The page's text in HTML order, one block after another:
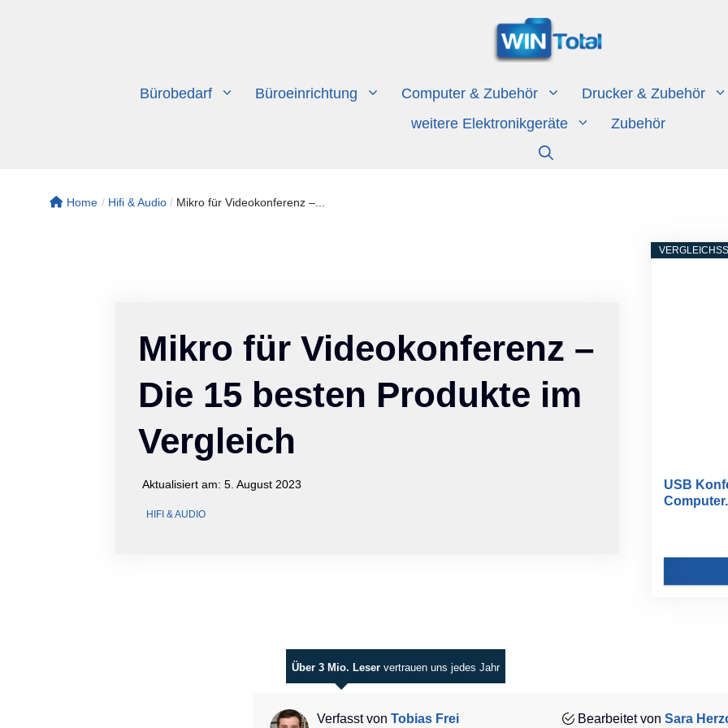
Bürobedarf Büroeinrichtung Computer & Zubehör
Drucker & Zubehör
weitere Elektronikgeräte
Zubehör
Home / Hifi & Audio / Mikro für Videokonferenz –...
Mikro für Videokonferenz –
Die 15 besten Produkte im
Vergleich
Aktualisiert am:5. August 2023
HIFI & AUDIO
USB
Über 3 Mio. Leser vertrauen uns jedes Jahr
Verfasst von Tobias Frei Bearbeitet von Sara